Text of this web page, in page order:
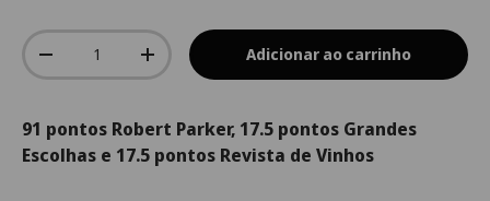
Qtd.
-
+ Adicionar ao carrinho
91 pontos Robert Parker, 17.5 pontos Grandes
Escolhas e 17.5 pontos Revista de Vinhos